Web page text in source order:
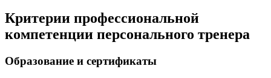
Критерии профессиональной
компетенции персонального тренера
Образование и сертификаты